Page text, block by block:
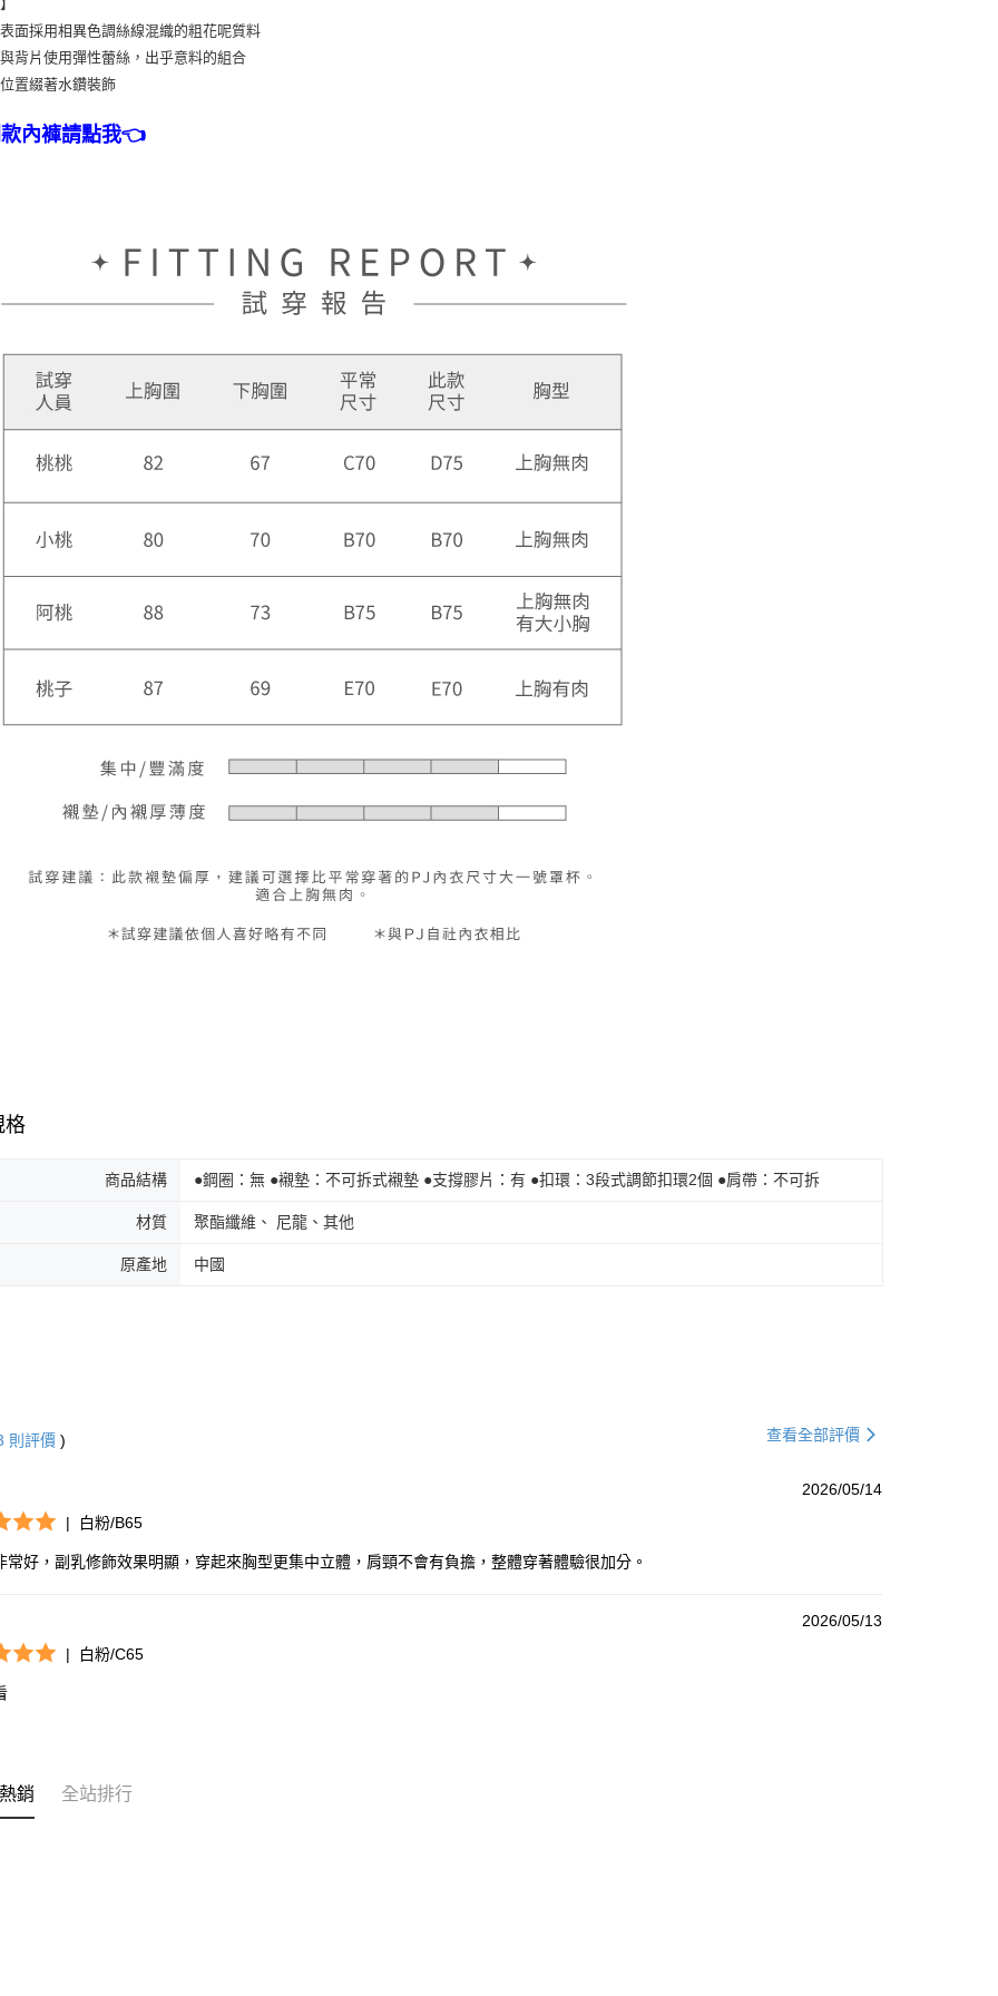
面採用相異色調絲線混織的粗花呢質料
背片使用彈性蕾絲，出乎意料的組合
置綴著水鑽裝飾
內褲請點我👈
格
商品結構 ●鋼圈：無 ●襯墊：不可拆式襯墊 ●支撐膠片：有 ●扣環：3段式調節扣環2個 ●肩帶：不可拆
材質 聚酯纖維、 尼龍、其他
原產地 中國
則評價 ) 查看全部評價
2026/05/14
|
白粉/B65
常好，副乳修飾效果明顯，穿起來胸型更集中立體，肩頸不會有負擔，整體穿著體驗很加分。
2026/05/13
|
白粉/C65
銷 全站排行